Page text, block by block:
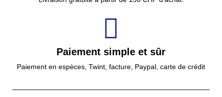
Paiement simple et sûr
Paiement en espèces, Twint, facture, Paypal, carte de crédit